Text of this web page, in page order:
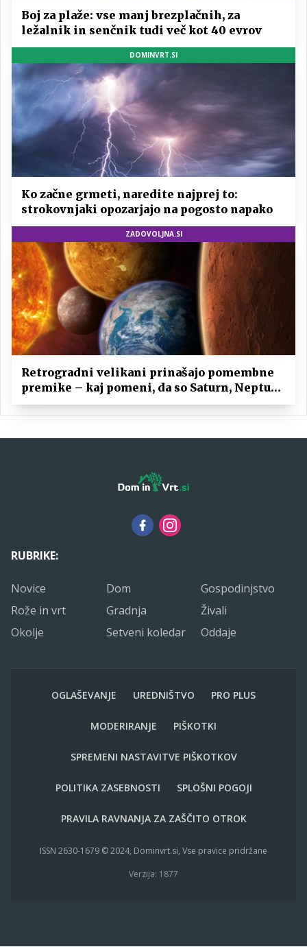
Boj za plaže: vse manj brezplačnih, za
ležalnik in senčnik tudi več kot 40 evrov
DOMINVRT.SI
Ko začne grmeti, naredite najprej to:
strokovnjaki opozarjajo na pogosto napako
ZADOVOLJNA.SI
Retrogradni velikani prinašajo pomembne
premike – kaj pomeni, da so Saturn, Neptun
in Pluton hkrati retrogradni?
RUBRIKE:
Novice Dom
Gospodinjstvo
Rože in vrt
Gradnja
Živali
Okolje
Setveni koledar Oddaje
OGLAŠEVANJE UREDNIŠTVO PRO PLUS
MODERIRANJE PIŠKOTKI
SPREMENI NASTAVITVE PIŠKOTKOV
POLITIKA ZASEBNOSTI SPLOŠNI POGOJI
PRAVILA RAVNANJA ZA ZAŠČITO OTROK
ISSN 2630-1679 © 2024, Dominvrt.si, Vse pravice pridržane
Verzija: 1877